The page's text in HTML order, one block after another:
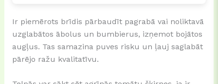
Ir piemērots brīdis pārbaudīt pagrabā vai noliktavā
uzglabātos ābolus un bumbierus, izņemot bojātos
augļus. Tas samazina puves risku un ļauj saglabāt
pārējo ražu kvalitatīvu.